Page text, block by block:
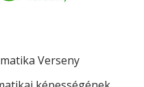
Verseny